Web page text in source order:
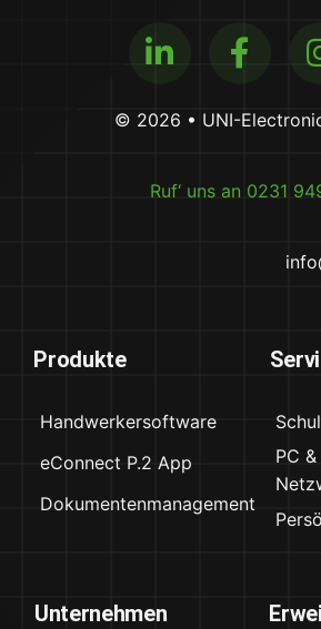
Produkte
Handwerkersoftware
eConnect P.2 App
Dokumentenmanagement
PC &
Unternehmen
© 2026 • UNI-
Ruf‘ uns an 0231